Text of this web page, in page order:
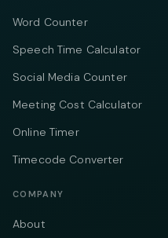
Word Counter
Speech Time Calculator
Social Media Counter
Meeting Cost Calculator
Online Timer
Timecode Converter
COMPANY
About